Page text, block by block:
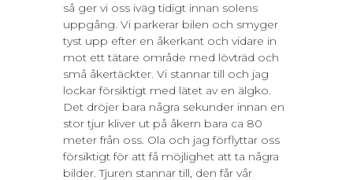
så ger vi oss iväg tidigt innan solens
uppgång. Vi parkerar bilen och smyger
tyst upp efter en åkerkant och vidare in
mot ett tätare område med lövträd och
små åkertäckter. Vi stannar till och jag
lockar försiktigt med lätet av en älgko.
Det dröjer bara några sekunder innan en
stor tjur kliver ut på åkern bara ca 80
meter från oss. Ola och jag förflyttar oss
försiktigt för att få möjlighet att ta några
bilder. Tjuren stannar till, den får vår